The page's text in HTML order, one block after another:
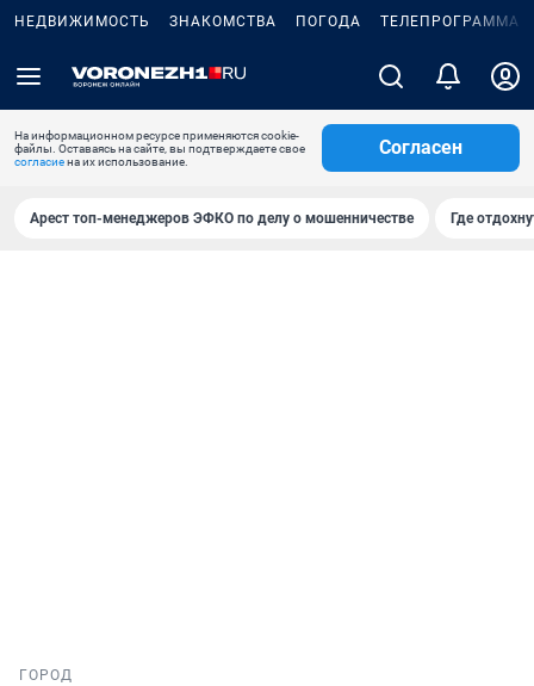
НЕДВИЖИМОСТЬ ЗНАКОМСТВА ПОГОДА ТЕЛЕПРОГРАММА
На информационном ресурсе применяются cookie-
файлы. Оставаясь на сайте, вы подтверждаете свое
согласиена их использование.
Согласен
Арест топ-менеджеров ЭФКО по делу о мошенничестве Где
ГОРОД